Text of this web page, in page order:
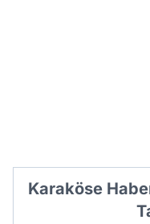
Karaköse